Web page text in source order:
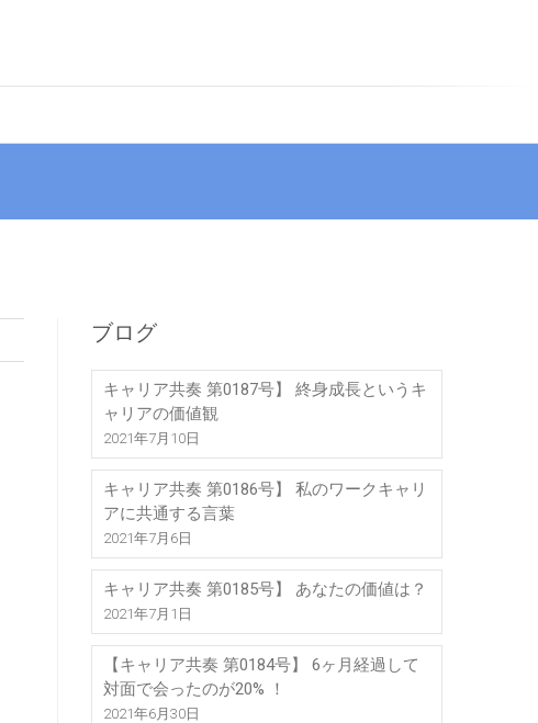
ブログ
キャリア共奏 第0187号】 終身成長というキ
ャリアの価値観
2021年7月10日
キャリア共奏 第0186号】 私のワークキャリ
アに共通する言葉
2021年7月6日
キャリア共奏 第0185号】 あなたの価値は？
2021年7月1日
【キャリア共奏 第0184号】 6ヶ月経過して
対面で会ったのが20% ！
2021年6月30日